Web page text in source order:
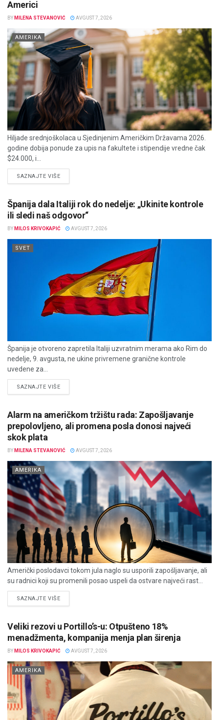
Americi
BY MILENA STEVANOVIĆ AVGUST 7, 2026
AMERIKA
Hiljade srednjoškolaca u Sjedinjenim Američkim Državama 2026.
godine dobija ponude za upis na fakultete i stipendije vredne čak
$24.000, i...
SAZNAJTE VIŠEDETAILS
Španija dala Italiji rok do nedelje: „Ukinite kontrole
ili sledi naš odgovor“
BY MILOS KRIVOKAPIĆ AVGUST 7, 2026
SVET
Španija je otvoreno zapretila Italiji uzvratnim merama ako Rim do
nedelje, 9. avgusta, ne ukine privremene granične kontrole
uvedene za...
SAZNAJTE VIŠEDETAILS
Alarm na američkom tržištu rada: Zapošljavanje
prepolovljeno, ali promena posla donosi najveći
skok plata
BY MILENA STEVANOVIĆ AVGUST 7, 2026
AMERIKA
Američki poslodavci tokom jula naglo su usporili zapošljavanje, ali
su radnici koji su promenili posao uspeli da ostvare najveći rast...
SAZNAJTE VIŠEDETAILS
Veliki rezovi u Portillo’s-u: Otpušteno 18%
menadžmenta, kompanija menja plan širenja
BY MILOS KRIVOKAPIĆ AVGUST 7, 2026
AMERIKA